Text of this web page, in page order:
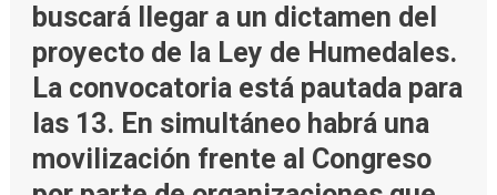
buscará llegar a un dictamen del
proyecto de la Ley de Humedales.
La convocatoria está pautada para
las 13. En simultáneo habrá una
movilización frente al Congreso